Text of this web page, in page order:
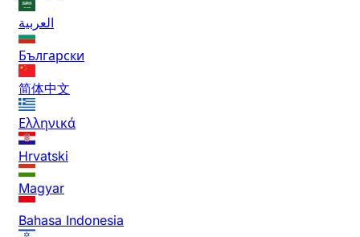
العربية
Български
简体中文
Ελληνικά
Hrvatski
Magyar
Bahasa Indonesia